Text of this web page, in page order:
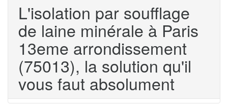
L'isolation par soufflage
de laine minérale à Paris
13eme arrondissement
(75013), la solution qu'il
vous faut absolument